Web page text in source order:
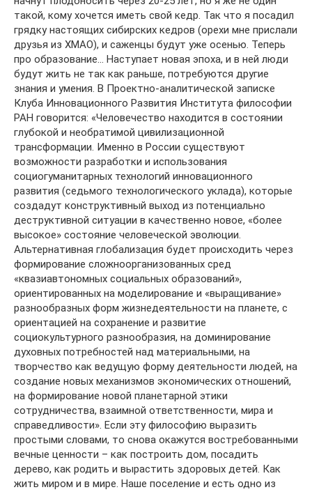
такой, кому хочется иметь свой кедр. Так что я посадил
грядку настоящих сибирских кедров (орехи мне прислали
друзья из ХМАО), и саженцы будут уже осенью. Теперь
про образование… Наступает новая эпоха, и в ней люди
будут жить не так как раньше, потребуются другие
знания и умения. В Проектно-аналитической записке
Клуба Инновационного Развития Института философии
РАН говорится: «Человечество находится в состоянии
глубокой и необратимой цивилизационной
трансформации. Именно в России существуют
возможности разработки и использования
социогуманитарных технологий инновационного
развития (седьмого технологического уклада), которые
создадут конструктивный выход из потенциально
деструктивной ситуации в качественно новое, «более
высокое» состояние человеческой эволюции.
Альтернативная глобализация будет происходить через
формирование сложноорганизованных сред
«квазиавтономных социальных образований»,
ориентированных на моделирование и «выращивание»
разнообразных форм жизнедеятельности на планете, с
ориентацией на сохранение и развитие
социокультурного разнообразия, на доминирование
духовных потребностей над материальными, на
творчество как ведущую форму деятельности людей, на
создание новых механизмов экономических отношений,
на формирование новой планетарной этики
сотрудничества, взаимной ответственности, мира и
справедливости». Если эту философию выразить
простыми словами, то снова окажутся востребованными
вечные ценности – как построить дом, посадить
дерево, как родить и вырастить здоровых детей. Как
жить миром и в мире. Наше поселение и есть одно из